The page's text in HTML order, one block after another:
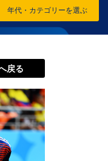
年代・カテゴリーを選ぶ
戻る